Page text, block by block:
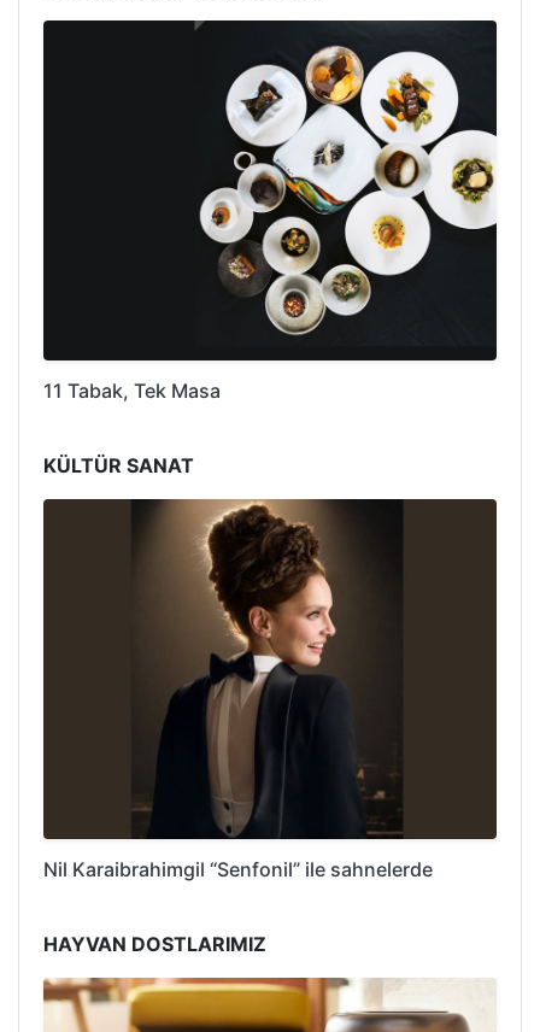
11 Tabak, Tek Masa
KÜLTÜR SANAT
Nil Karaibrahimgil “Senfonil” ile sahnelerde
HAYVAN DOSTLARIMIZ